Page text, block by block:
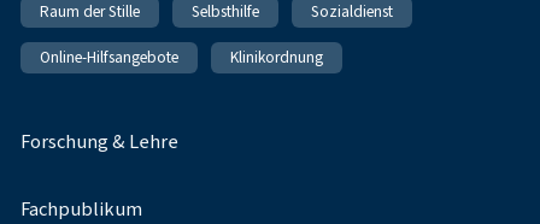
Raum der Stille Selbsthilfe Sozialdienst
Online-Hilfsangebote Klinikordnung
Forschung & Lehre
Fachpublikum